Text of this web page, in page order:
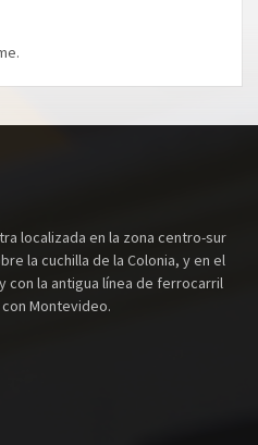
localizada en la zona centro-sur
la cuchilla de la Colonia, y en el
con la antigua línea de ferrocarril
Montevideo.